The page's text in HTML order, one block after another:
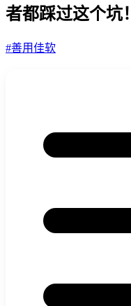
者都踩过这个坑！
#善用佳软